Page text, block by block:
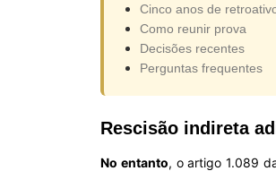
Cinco anos de
Como reunir prova
Decisões recentes
Perguntas frequentes
Rescisão indireta
No entanto, o artigo 1.089